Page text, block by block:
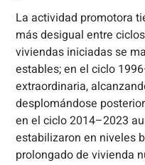
La actividad promotora
más desigual entre
viviendas iniciadas se
estables; en el ciclo
extraordinaria,
desplomándose
en el ciclo 2014–2023
estabilizaron en niveles
prolongado de vivienda